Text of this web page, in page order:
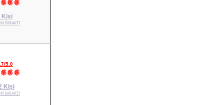
Kişi
BIRAKTI
5.0
Kişi
BIRAKTI